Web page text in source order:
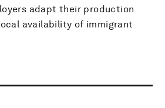
adapt their production
availability of immigrant